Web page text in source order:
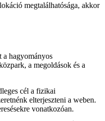
megtalálhatósága, akkor
a hagyományos
a megoldások és a
cél a fizikai
elterjeszteni a weben.
vonatkozóan.